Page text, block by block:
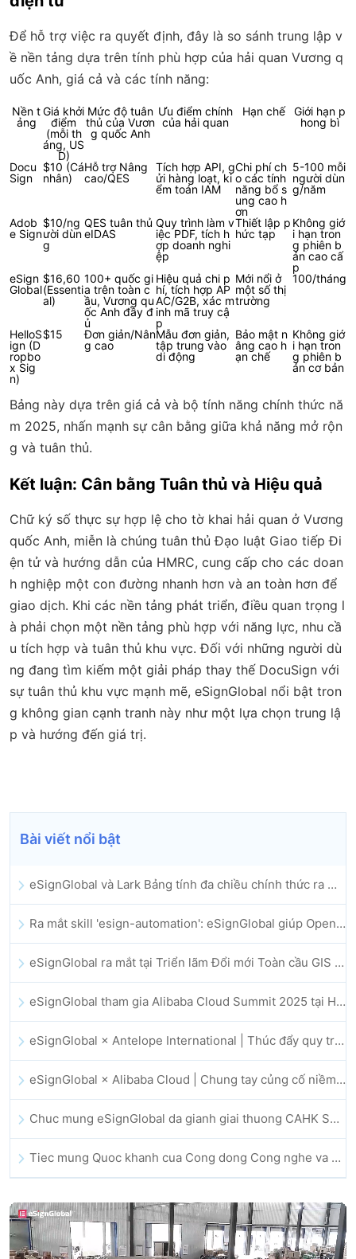
Để hỗ trợ việc ra quyết định, đây là so sánh trung lập v
ề nền tảng dựa trên tính phù hợp của hải quan Vương q
uốc Anh, giá cả và các tính năng:
Nền t
ảng
Giá khởi
điểm
(mỗi th
áng, US
D)
Mức độ tuân
thủ của Vươn
g quốc Anh
Ưu điểm chính
của hải quan
Hạn chế
Giới hạn p
hong bì
Docu
Sign
$10 (Cá
nhân)
Hỗ trợ Nâng
cao/QES
Tích hợp API, g
ửi hàng loạt, ki
ểm toán IAM
Chi phí ch
o các tính
năng bổ s
ung cao h
ơn
5-100 mỗi
người dùn
g/năm
Adob
e Sign
$10/ng
ười dùn
g
QES tuân thủ
eIDAS
Quy trình làm v
iệc PDF, tích h
ợp doanh nghi
ệp
Thiết lập p
hức tạp
Không giớ
i hạn tron
g phiên b
ản cao cấ
p
eSign
Global
$16,60
(Essenti
al)
100+ quốc gi
a trên toàn c
ầu, Vương qu
ốc Anh đầy đ
ủ
Hiệu quả chi p
hí, tích hợp AP
AC/G2B, xác m
inh mã truy cậ
p
Mới nổi ở
một số thị
trường
100/tháng
HelloS
ign (D
ropbo
x Sig
n)
$15
Đơn giản/Nân
g cao
Mẫu đơn giản,
tập trung vào
di động
Bảo mật n
âng cao h
ạn chế
Không giớ
i hạn tron
g phiên b
ản cơ bản
Bảng này dựa trên giá cả và bộ tính năng chính thức nă
m 2025, nhấn mạnh sự cân bằng giữa khả năng mở rộn
g và tuân thủ.
Kết luận: Cân bằng Tuân thủ và Hiệu quả
Chữ ký số thực sự hợp lệ cho tờ khai hải quan ở Vương
quốc Anh, miễn là chúng tuân thủ Đạo luật Giao tiếp Đi
ện tử và hướng dẫn của HMRC, cung cấp cho các doan
h nghiệp một con đường nhanh hơn và an toàn hơn để
giao dịch. Khi các nền tảng phát triển, điều quan trọng l
à phải chọn một nền tảng phù hợp với năng lực, nhu cầ
u tích hợp và tuân thủ khu vực. Đối với những người dù
ng đang tìm kiếm một giải pháp thay thế DocuSign với
sự tuân thủ khu vực mạnh mẽ, eSignGlobal nổi bật tron
g không gian cạnh tranh này như một lựa chọn trung lậ
p và hướng đến giá trị.
Bài viết nổi bật
eSignGlobal và Lark Bảng tính đa chiều chính thức ra mắt: Tự động hóa toàn bộ quy trình ký kết và lưu trữ hợp đồng điện tử
Ra mắt skill 'esign-automation': eSignGlobal giúp OpenClaw triển khai chữ ký điện tử tự động
eSignGlobal ra mắt tại Triển lãm Đổi mới Toàn cầu GIS 2025
eSignGlobal tham gia Alibaba Cloud Summit 2025 tại Hong Kong, thúc đẩy đổi mới đám mây do AI dẫn dắt và niềm tin số
eSignGlobal × Antelope International | Thúc đẩy quy trình làm việc số an toàn và vận hành bởi AI
eSignGlobal × Alibaba Cloud | Chung tay củng cố niềm tin số toàn cầu cho lĩnh vực fintech
Chuc mung eSignGlobal da gianh giai thuong CAHK STAR Award 2025
Tiec mung Quoc khanh cua Cong dong Cong nghe va Doi moi sang tao Hong Kong